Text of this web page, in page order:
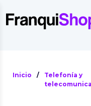
Inicio /
Telefonía y